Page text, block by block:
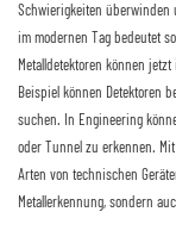
Schwierigkeiten überwinden
im modernen Tag bedeutet
Metalldetektoren können
Beispiel können Detektoren
suchen. In Engineering
oder Tunnel zu erkennen.
Arten von technischen
Metallerkennung, sondern